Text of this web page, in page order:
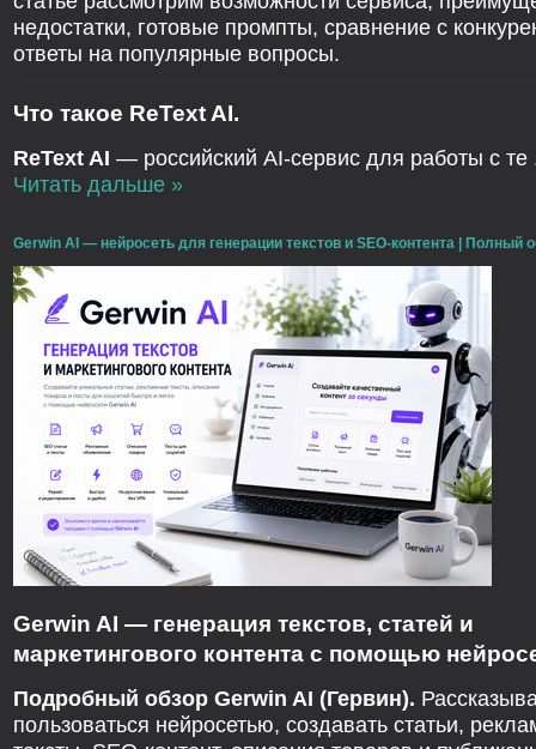
недостатки, готовые промпты, сравнение с
ответы на популярные вопросы.
Что такое ReText AI.
ReText AI — российский AI-сервис для работы с те
Читать дальше »
Gerwin AI — нейросеть для генерации текстов и SEO-контента | Полный
Gerwin AI — генерация текстов, статей и
маркетингового контента с помощью
Подробный обзор Gerwin AI (Гервин).
пользоваться нейросетью, создавать статьи,